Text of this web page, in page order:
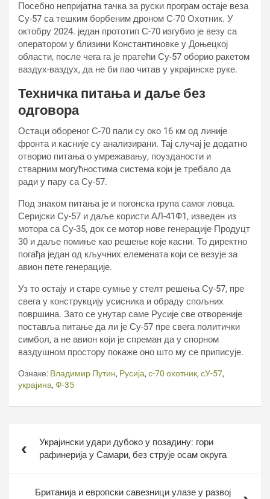
Посебно непријатна тачка за руски програм остаје веза
Су-57 са тешким борбеним дроном С-70 Охотник. У
октобру 2024. један прототип С-70 изгубио је везу са
оператором у близини Константиновке у Доњецкој
области, после чега га је пратећи Су-57 оборио ракетом
ваздух-ваздух, да не би пао читав у украјинске руке.
Техничка питања и даље без
одговора
Остаци обореног С-70 пали су око 16 км од линије
фронта и касније су анализирани. Тај случај је додатно
отворио питања о умрежавању, поузданости и
стварним могућностима система који је требало да
ради у пару са Су-57.
Под знаком питања је и погонска група самог ловца.
Серијски Су-57 и даље користи АЛ-41Ф1, изведен из
мотора са Су-35, док се мотор нове генерације Продуцт
30 и даље помиње као решење које касни. То директно
погађа један од кључних елемената који се везује за
авион пете генерације.
Уз то остају и старе сумње у стелт решења Су-57, пре
свега у конструкцију усисника и обраду спољних
површина. Зато се унутар саме Русије све отвореније
поставља питање да ли је Су-57 пре свега политички
симбол, а не авион који је спреман да у спорном
ваздушном простору покаже оно што му се приписује.
Ознаке: Владимир Путин, Русија, с-70 охотник, сУ-57,
украјина, Ф-35
чланкаУкрајински удари дубоко у позадину: гори
рафинерија у Самари, без струје осам округа
Британија и европски савезници улазе у развој